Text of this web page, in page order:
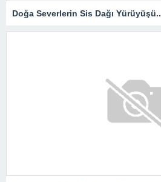
Doğa Severlerin Sis Dağı Yürüyüşü..